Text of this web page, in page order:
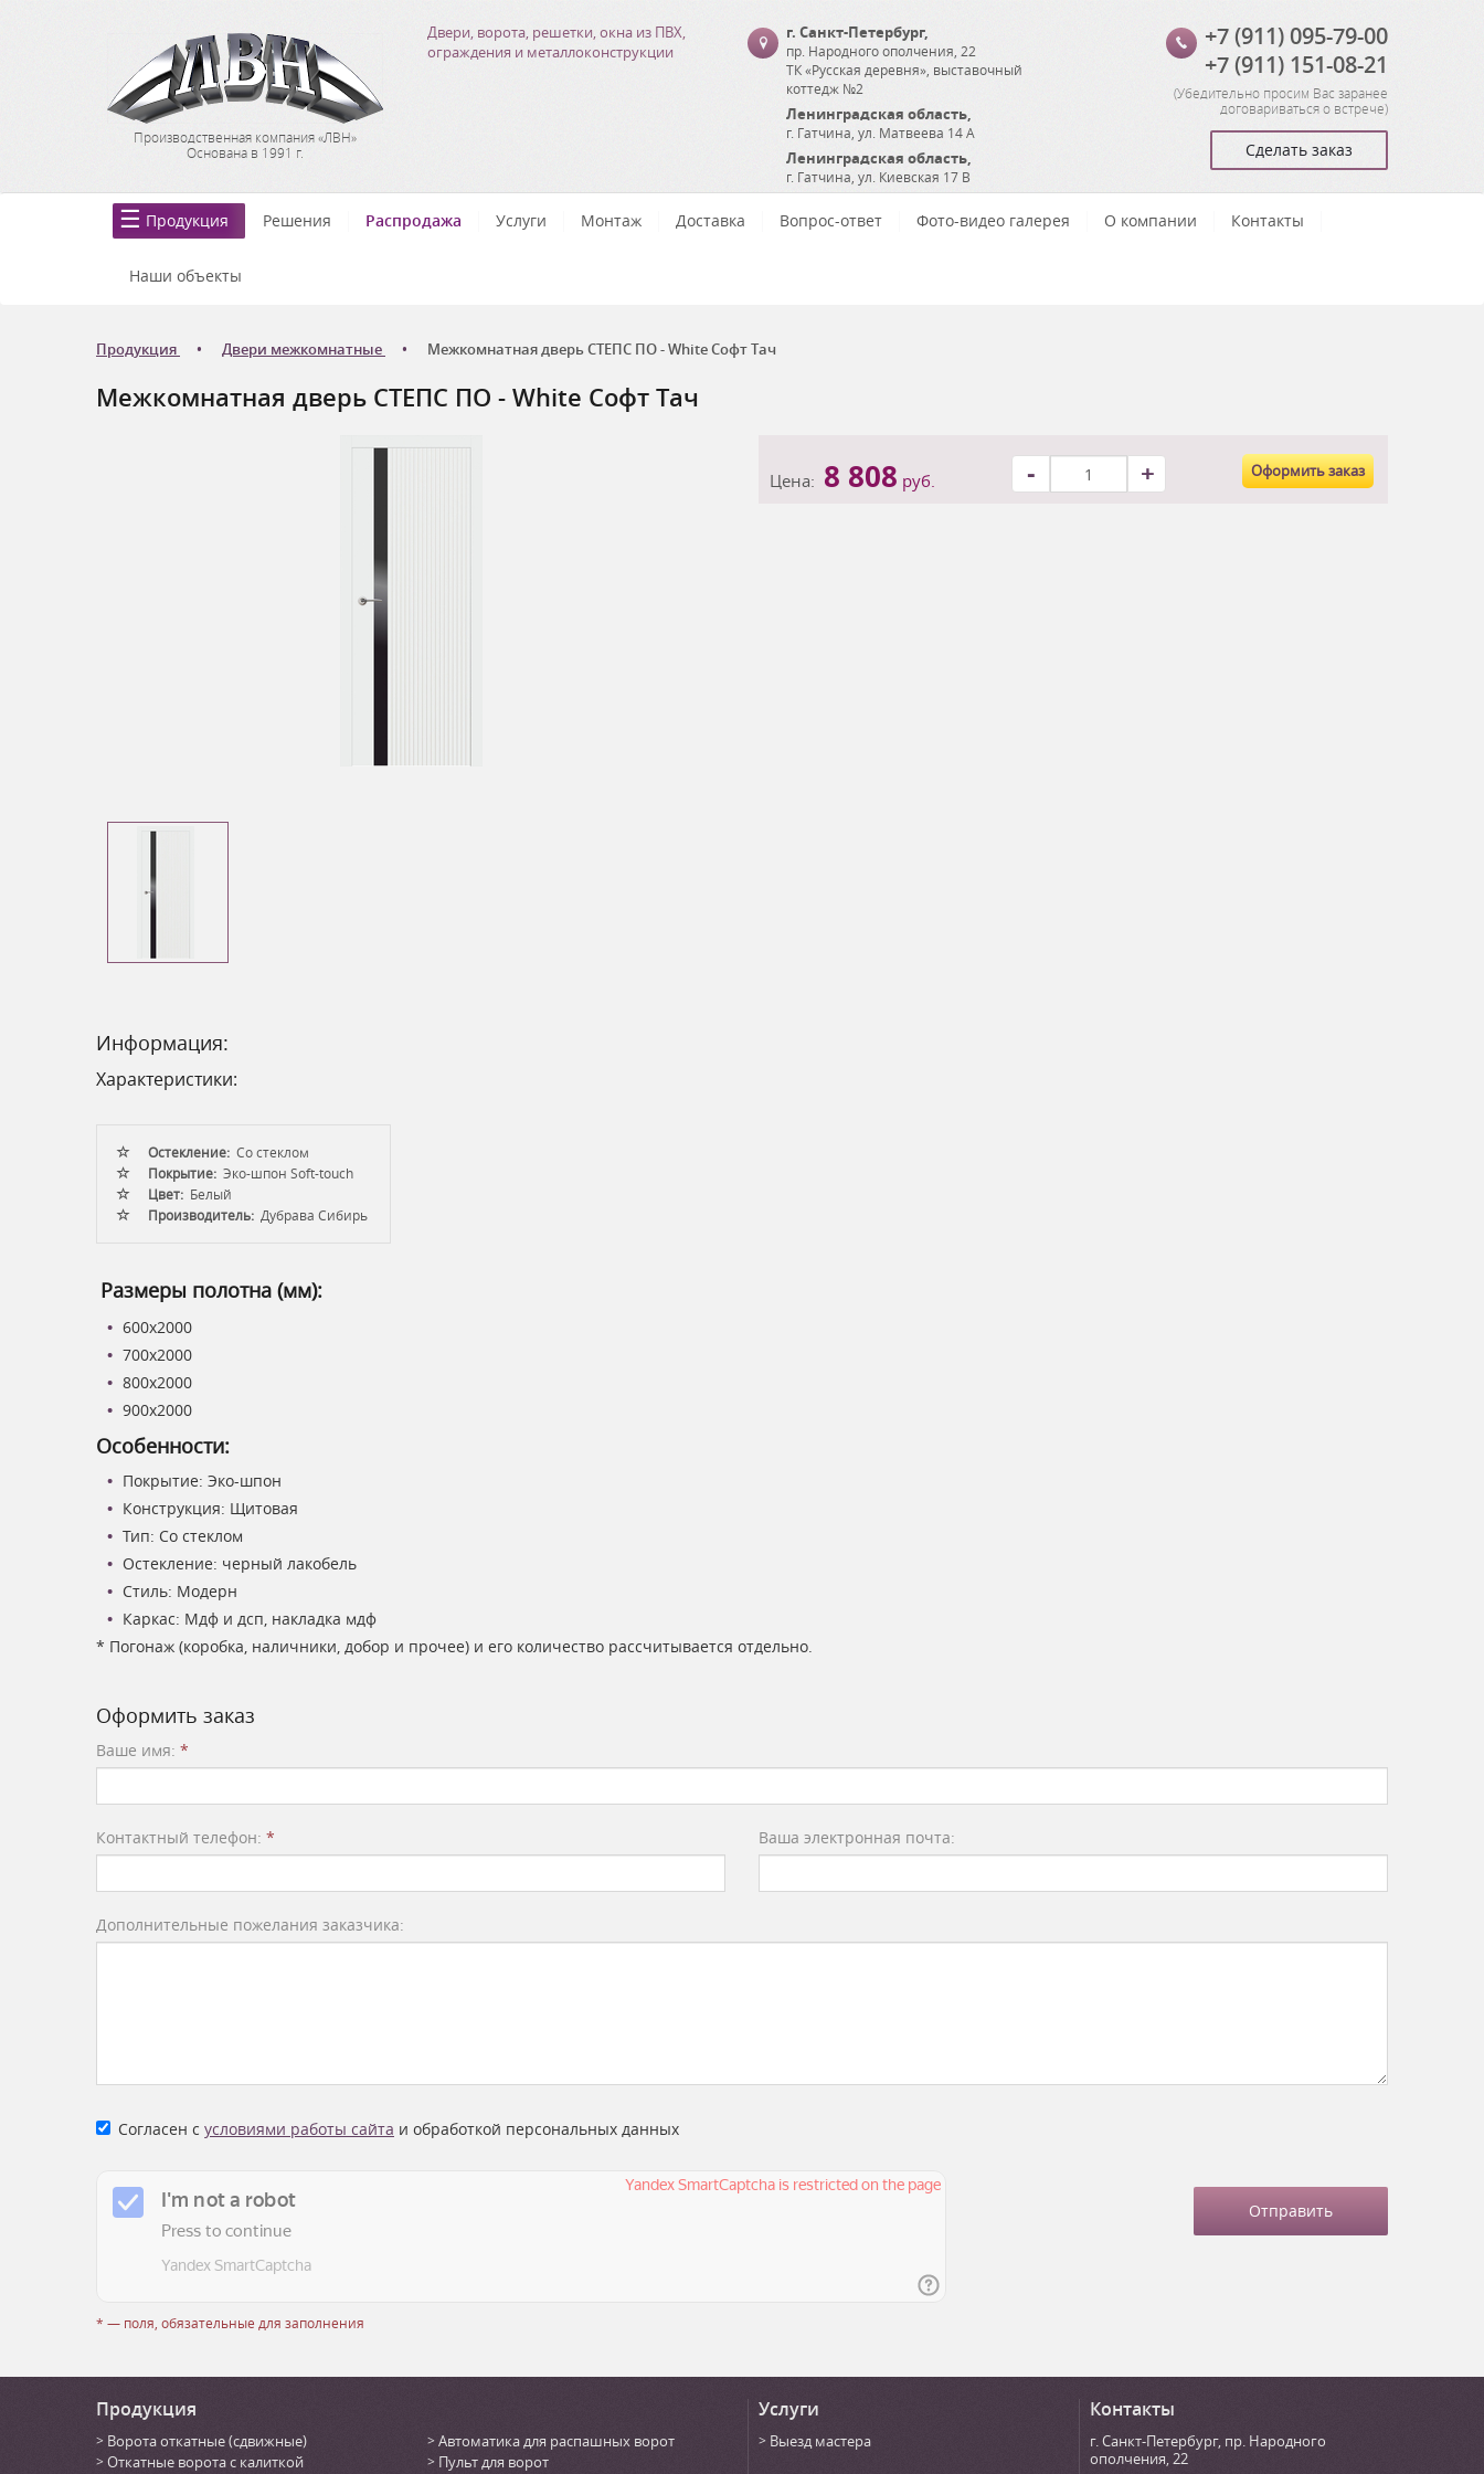
Производственная компания «ЛВН»
Основана в 1991 г.
Двери, ворота, решетки, окна из ПВХ,
ограждения и металлоконструкции
г. Санкт-Петербург,
пр. Народного ополчения, 22
ТК «Русская деревня», выставочный
коттедж №2
Ленинградская область,
г. Гатчина ул. Матвеева 14 А
Ленинградская область,
г. Гатчина ул. Киевская 17 В
+7 (911) 095-79-00
+7 (911) 151-08-21
(Убедительно просим Вас заранее
договариваться о встрече)
Сделать заказ
Продукция Решения Распродажа Услуги Монтаж Доставка Вопрос-ответ Фото-видео галерея О компании Контакты
Наши объекты
Продукция Двери межкомнатные Межкомнатная дверь СТЕПС ПО - White Софт Тач
Межкомнатная дверь СТЕПС ПО - White Софт Тач
Цена: 8 808 руб. - + Оформить заказ
Информация:
Характеристики:
Остекление: Со стеклом
Покрытие: Эко-шпон Soft-touch
Цвет: Белый
Производитель: Дубрава Сибирь
Размеры полотна (мм):
600x2000
700x2000
800x2000
900x2000
Особенности:
Покрытие: Эко-шпон
Конструкция: Щитовая
Тип: Со стеклом
Остекление: черный лакобель
Стиль: Модерн
Каркас: Мдф и дсп, накладка мдф
* Погонаж (коробка, наличники, добор и прочее) и его количество рассчитывается отдельно.
Оформить заказ
Ваше имя: *
Контактный телефон: * Ваша электронная почта:
Дополнительные пожелания заказчика:
Согласен с условиями работы сайта и обработкой персональных данных
* — поля, обязательные для заполнения
Продукция
Ворота откатные (сдвижные)
Откатные ворота с калиткой
Автоматика для распашных ворот
Пульт для ворот
Услуги
Выезд мастера
Контакты
г. Санкт-Петербург, пр. Народного
ополчения, 22